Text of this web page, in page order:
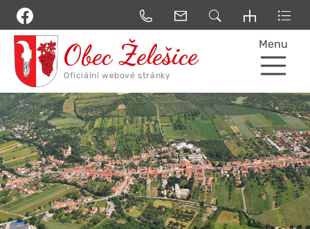
Menu